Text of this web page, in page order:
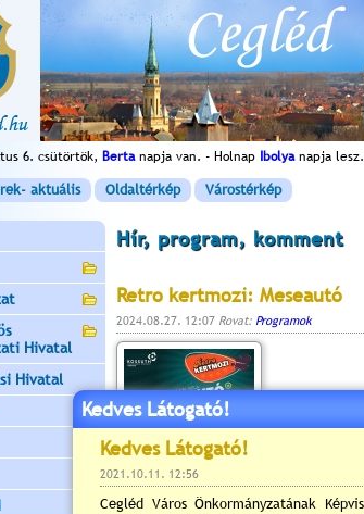
6. csütörtök, Bertanapja van. - Holnap Ibolyanapja lesz.
aktuális Oldaltérkép Várostérkép
Hivatal
Hivatal
Hír, program, komment
Retro kertmozi: Meseautó
2024.08.27. 12:07 Rovat: Programok
Kedves Látogató!